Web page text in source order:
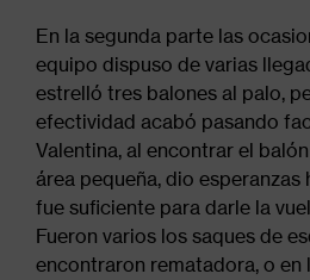
En la segunda parte las
equipo dispuso de varias
estrelló tres balones al palo,
efectividad acabó pasando
Valentina, al encontrar el
área pequeña, dio esperanzas
fue suficiente para darle la
Fueron varios los saques de
encontraron rematadora, o en